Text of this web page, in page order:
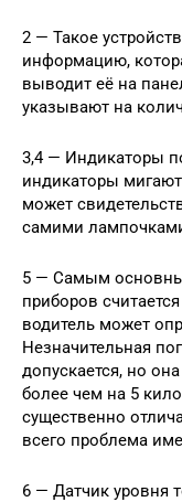
2 — Такое
информацию,
выводит её на
указывают на
3,4 — Индикаторы
индикаторы
может
самими
5 — Самым
приборов
водитель может
Незначительная
допускается, но
более чем на 5
существенно
всего проблема
6 — Датчик уровня